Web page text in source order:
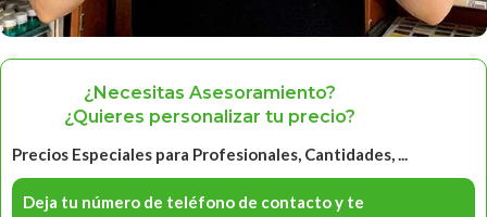
¿Necesitas Asesoramiento?
¿Quieres personalizar tu precio?
Precios Especiales para Profesionales, Cantidades, ...
Deja tu número de teléfono de contacto y te